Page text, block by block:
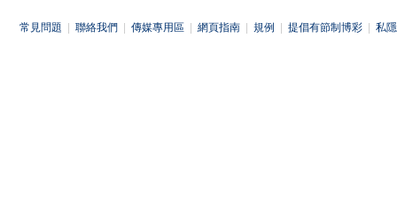
常見問題 聯絡我們 傳媒專用區 網頁指南 規例 提倡有節制博彩 私